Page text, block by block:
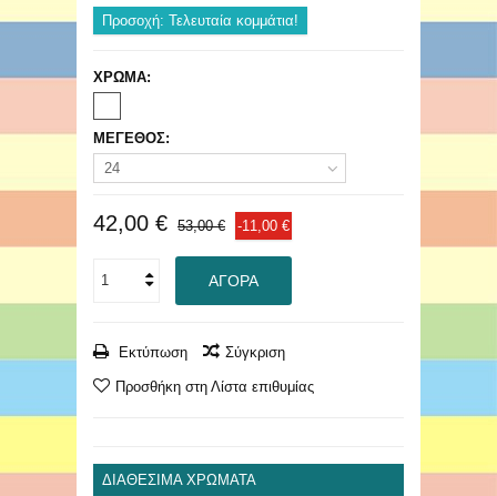
Προσοχή: Τελευταία κομμάτια!
ΧΡΩΜΑ:
ΜΕΓΕΘΟΣ:
24
42,00 € 53,00 € -11,00 €
ΑΓΟΡΆ
Εκτύπωση Σύγκριση
Προσθήκη στη Λίστα επιθυμίας
ΔΙΑΘΈΣΙΜΑ ΧΡΏΜΑΤΑ